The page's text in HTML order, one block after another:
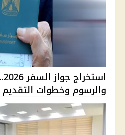
والرسوم وخطوات التقديم